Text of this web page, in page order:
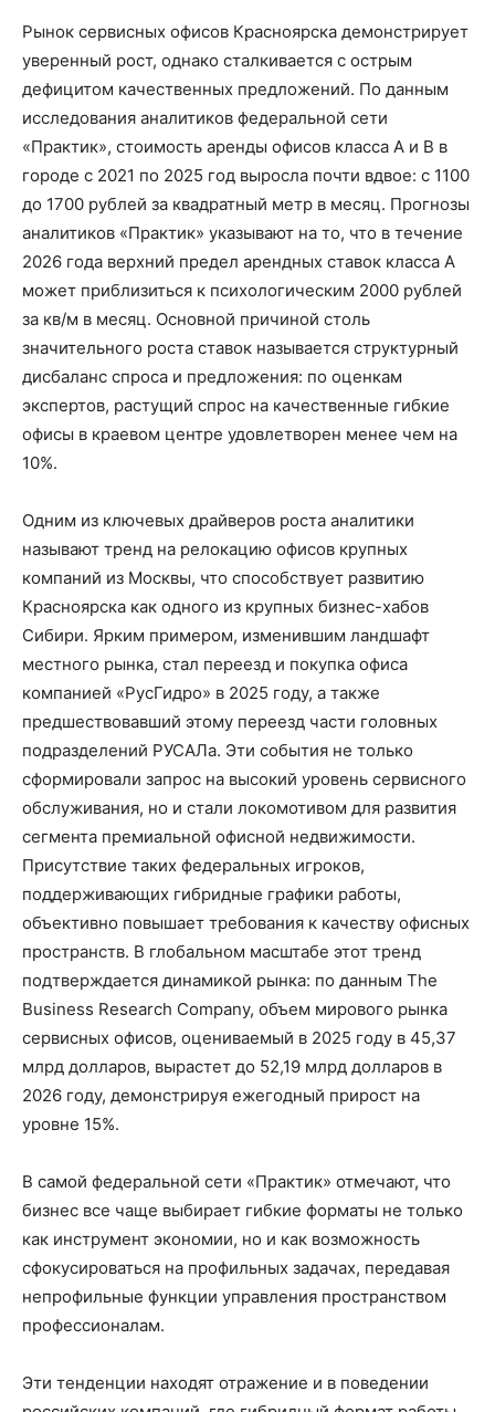
Рынок сервисных офисов Красноярска демонстрирует
уверенный рост, однако сталкивается с острым
дефицитом качественных предложений. По данным
исследования аналитиков федеральной сети
«Практик», стоимость аренды офисов класса А и В в
городе с 2021 по 2025 год выросла почти вдвое: с 1100
до 1700 рублей за квадратный метр в месяц. Прогнозы
аналитиков «Практик» указывают на то, что в течение
2026 года верхний предел арендных ставок класса А
может приблизиться к психологическим 2000 рублей
за кв/м в месяц. Основной причиной столь
значительного роста ставок называется структурный
дисбаланс спроса и предложения: по оценкам
экспертов, растущий спрос на качественные гибкие
офисы в краевом центре удовлетворен менее чем на
10%.
Одним из ключевых драйверов роста аналитики
называют тренд на релокацию офисов крупных
компаний из Москвы, что способствует развитию
Красноярска как одного из крупных бизнес-хабов
Сибири. Ярким примером, изменившим ландшафт
местного рынка, стал переезд и покупка офиса
компанией «РусГидро» в 2025 году, а также
предшествовавший этому переезд части головных
подразделений РУСАЛа. Эти события не только
сформировали запрос на высокий уровень сервисного
обслуживания, но и стали локомотивом для развития
сегмента премиальной офисной недвижимости.
Присутствие таких федеральных игроков,
поддерживающих гибридные графики работы,
объективно повышает требования к качеству офисных
пространств. В глобальном масштабе этот тренд
подтверждается динамикой рынка: по данным The
Business Research Company, объем мирового рынка
сервисных офисов, оцениваемый в 2025 году в 45,37
млрд долларов, вырастет до 52,19 млрд долларов в
2026 году, демонстрируя ежегодный прирост на
уровне 15%.
В самой федеральной сети «Практик» отмечают, что
бизнес все чаще выбирает гибкие форматы не только
как инструмент экономии, но и как возможность
сфокусироваться на профильных задачах, передавая
непрофильные функции управления пространством
профессионалам.
Эти тенденции находят отражение и в поведении